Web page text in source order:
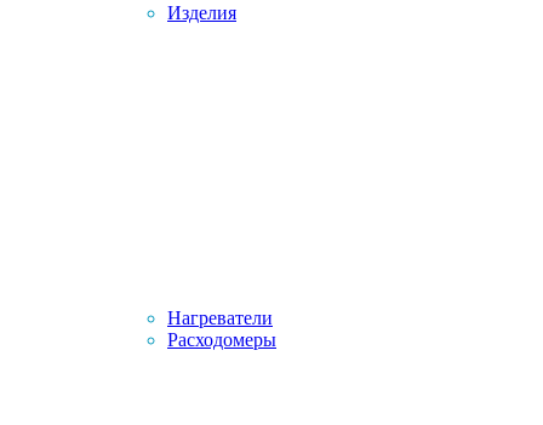
Изделия
Нагреватели
Расходомеры